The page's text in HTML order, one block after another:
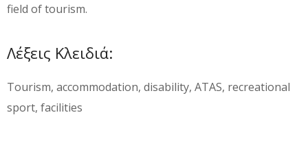
field of tourism.
Λέξεις Κλειδιά:
Tourism, accommodation, disability, ATAS, recreational
sport, facilities